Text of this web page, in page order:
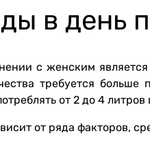
в день
с женским
требуется
от 2 до 4
от ряда факторов,